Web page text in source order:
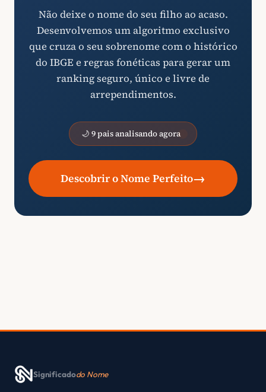
Não deixe o nome do seu filho ao acaso.
Desenvolvemos um algoritmo exclusivo
que cruza o seu sobrenome com o histórico
do IBGE e regras fonéticas para gerar um
ranking seguro, único e livre de
arrependimentos.
🌙 9 pais analisando agora
Descobrir o Nome Perfeito→
Significadodo Nome